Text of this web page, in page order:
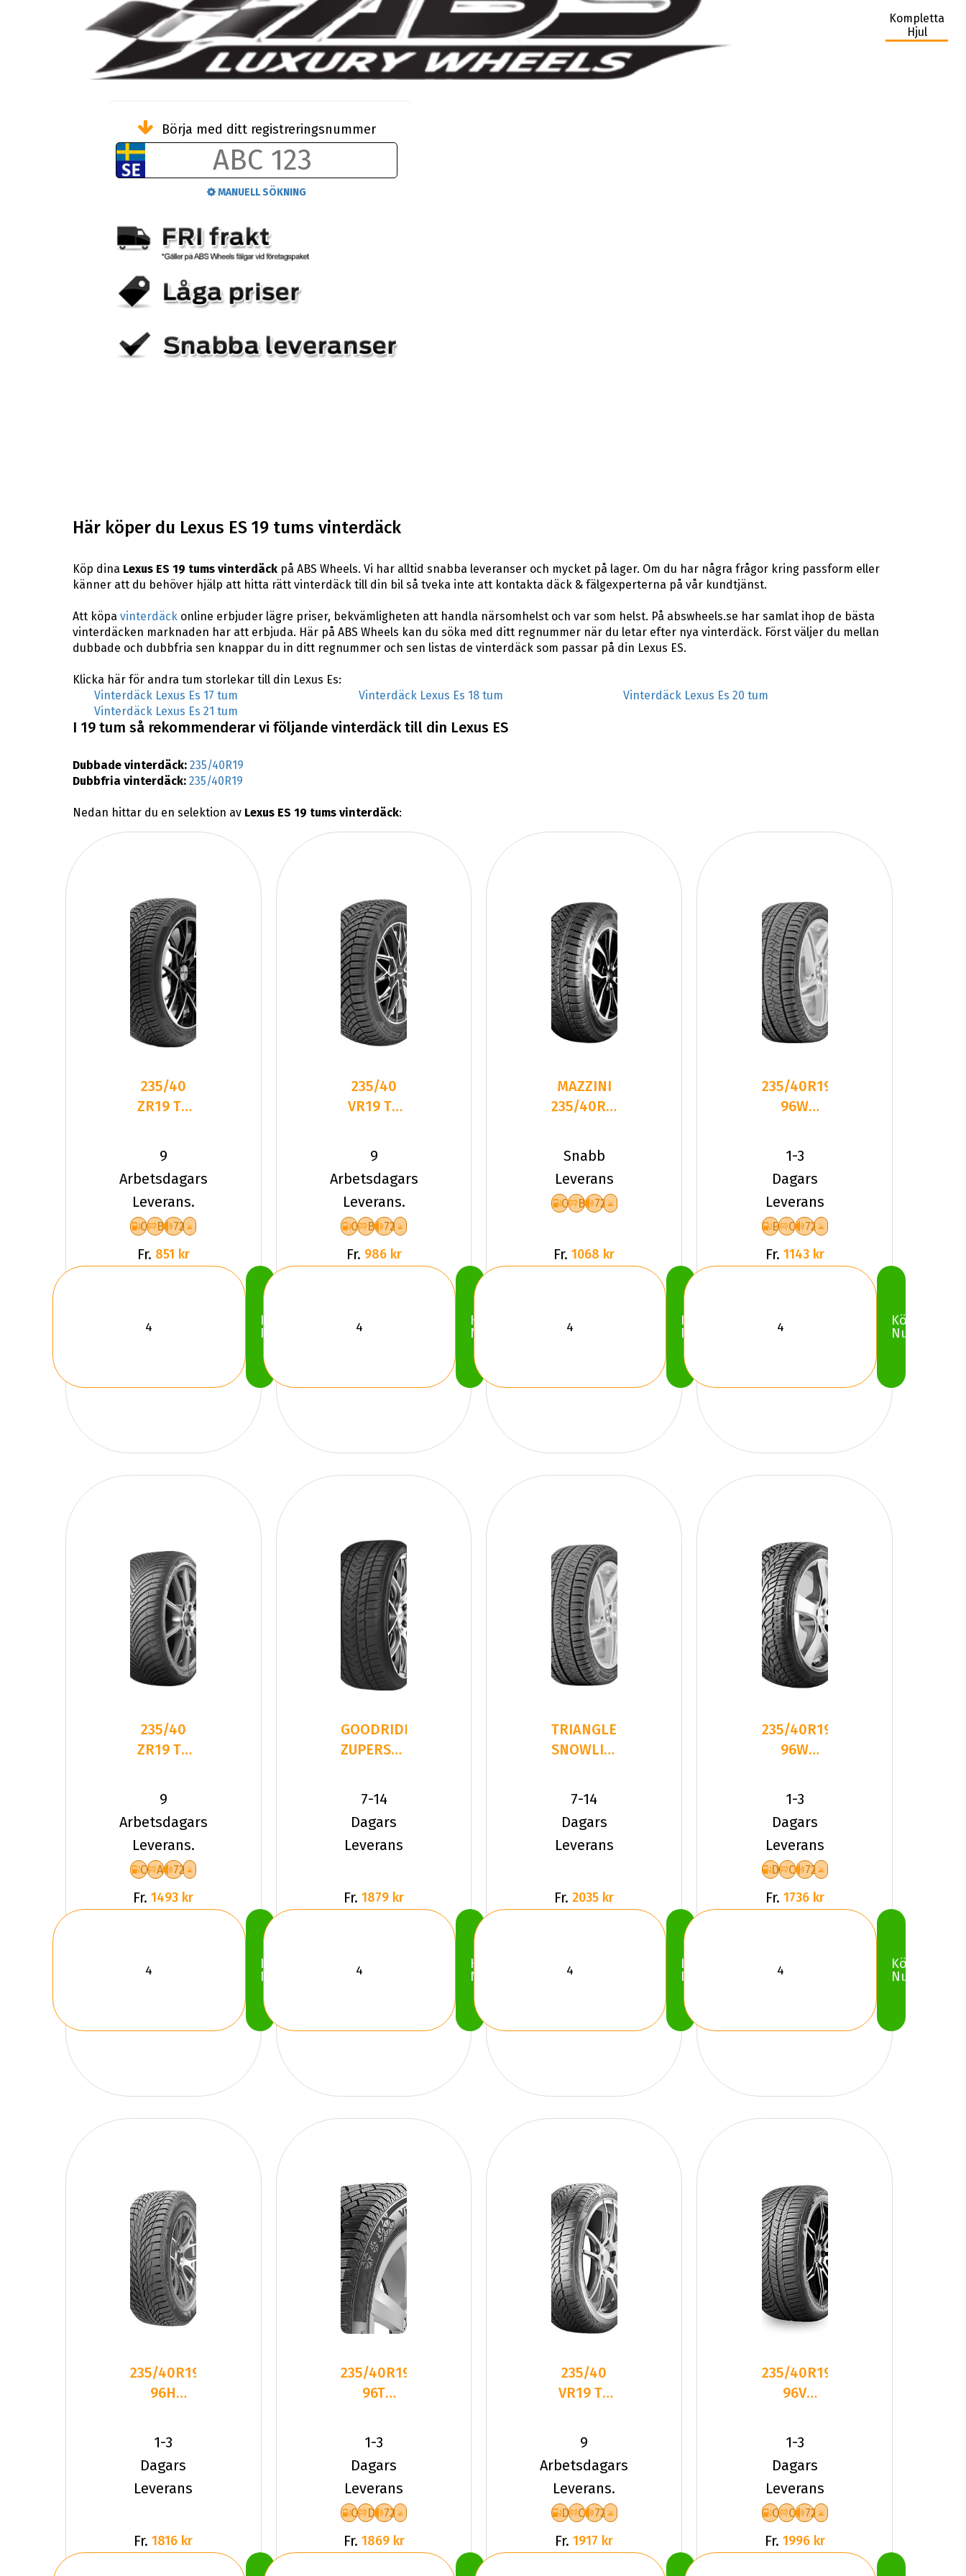
Kompletta
Hjul
Börja med ditt registreringsnummer
MANUELL SÖKNING
Här köper du Lexus ES 19 tums vinterdäck
Köp dina Lexus ES 19 tums vinterdäckpå ABS Wheels. Vi har alltid snabba leveranser och mycket på lager. Om du har några frågor kring passform eller
känner att du behöver hjälp att hitta rätt vinterdäck till din bil så tveka inte att kontakta däck & fälgexperterna på vår kundtjänst.
Att köpa vinterdäckonline erbjuder lägre priser, bekvämligheten att handla närsomhelst och var som helst. På abswheels.se har samlat ihop de bästa
vinterdäcken marknaden har att erbjuda. Här på ABS Wheels kan du söka med ditt regnummer när du letar efter nya vinterdäck. Först väljer du mellan
dubbade och dubbfria sen knappar du in ditt regnummer och sen listas de vinterdäck som passar på din Lexus ES.
Klicka här för andra tum storlekar till din Lexus Es:
Vinterdäck Lexus Es 17 tum
Vinterdäck Lexus Es 18 tum
Vinterdäck Lexus Es 20 tum
Vinterdäck Lexus Es 21 tum
I 19 tum så rekommenderar vi följande vinterdäck till din Lexus ES
Dubbade vinterdäck: 235/40R19
Dubbfria vinterdäck: 235/40R19
Nedan hittar du en selektion av Lexus ES 19 tums vinterdäck:
235/40
ZR19 TL
DELINTE
AW6 XL
9
Arbetsdagars
Leverans.
C B 72
Fr. 851 kr
Köp
Nu
235/40
VR19 TL
LANDSAIL
4-
SEASONS
3 XL
9
Arbetsdagars
Leverans.
C B 72
Fr. 986 kr
Köp
Nu
MAZZINI
235/40R19
SNOW
LEOPARD
2
Snabb
Leverans
C B 72
Fr. 1068 kr
Köp
Nu
235/40R19
96W
PL02 XL
Friktion
2024
1-3
Dagars
Leverans
E C 72
Fr. 1143 kr
Köp
Nu
235/40
ZR19 TL
KUMHO
SOLUS 4S
HA32 XL
9
Arbetsdagars
Leverans.
C A 72
Fr. 1493 kr
Köp
Nu
GOODRIDE
ZUPERSNOW
235/40R19
96 V XL
7-14
Dagars
Leverans
Fr. 1879 kr
Köp
Nu
TRIANGLE
SNOWLINK
235/40R19
96 W XL
7-14
Dagars
Leverans
Fr. 2035 kr
Köp
Nu
235/40R19
96W
SV-3 XL
Friktion
2024
1-3
Dagars
Leverans
D C 72
Fr. 1736 kr
Köp
Nu
235/40R19
96H
WinterCraft
ICE WI5
1-3
Dagars
Leverans
Fr. 1816 kr
235/40R19
96T
VikingContact
1-3
Dagars
Leverans
C D 72
Fr. 1869 kr
235/40
VR19 TL
WINTEREXPERT
XL FR
9
Arbetsdagars
Leverans.
D C 72
Fr. 1917 kr
235/40R19
96V
Wintercraft
WP72 XL
1-3
Dagars
Leverans
C C 72
Fr. 1996 kr